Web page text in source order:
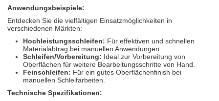
Anwendungsbeispiele:
Entdecken Sie die vielfältigen Einsatzmöglichkeiten in
verschiedenen Märkten:
Hochleistungsschleifen: Für effektiven und schnellen
Materialabtrag bei manuellen Anwendungen.
Schleifen/Vorbereitung: Ideal zur Vorbereitung von
Oberflächen für weitere Bearbeitungsschritte von Hand.
Feinschleifen: Für ein gutes Oberflächenfinish bei
manuellen Schleifarbeiten.
Technische Spezifikationen: